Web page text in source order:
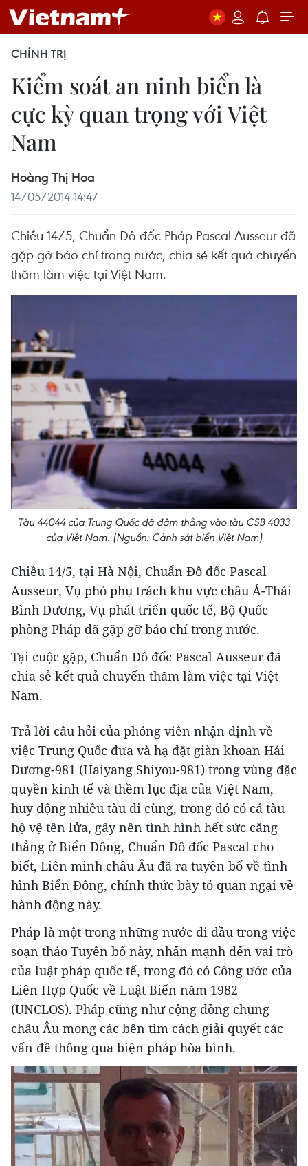
CHÍNH TRỊ
Kiểm soát an ninh biển là
cực kỳ quan trọng với Việt
Nam
Hoàng Thị Hoa
14/05/2014 14:47
Chiều 14/5, Chuẩn Đô đốc Pháp Pascal Ausseur đã
gặp gỡ báo chí trong nước, chia sẻ kết quả chuyến
thăm làm việc tại Việt Nam.
Tàu 44044 của Trung Quốc đã đâm thẳng vào tàu CSB 4033
của Việt Nam. (Nguồn: Cảnh sát biển Việt Nam)
Chiều 14/5, tại Hà Nội, Chuẩn Đô đốc Pascal
Ausseur, Vụ phó phụ trách khu vực châu Á-Thái
Bình Dương, Vụ phát triển quốc tế, Bộ Quốc
phòng Pháp đã gặp gỡ báo chí trong nước.
Tại cuộc gặp, Chuẩn Đô đốc Pascal Ausseur đã
chia sẻ kết quả chuyến thăm làm việc tại Việt
Nam.
Trả lời câu hỏi của phóng viên nhận định về
việc Trung Quốc đưa và hạ đặt giàn khoan Hải
Dương-981 (Haiyang Shiyou-981) trong vùng đặc
quyền kinh tế và thềm lục địa của Việt Nam,
huy động nhiều tàu đi cùng, trong đó có cả tàu
hộ vệ tên lửa, gây nên tình hình hết sức căng
thẳng ở Biển Đông, Chuẩn Đô đốc Pascal cho
biết, Liên minh châu Âu đã ra tuyên bố về tình
hình Biển Đông, chính thức bày tỏ quan ngại về
hành động này.
Pháp là một trong những nước đi đầu trong việc
soạn thảo Tuyên bố này, nhấn mạnh đến vai trò
của luật pháp quốc tế, trong đó có Công ước của
Liên Hợp Quốc về Luật Biển năm 1982
(UNCLOS). Pháp cũng như cộng đồng chung
châu Âu mong các bên tìm cách giải quyết các
vấn đề thông qua biện pháp hòa bình.